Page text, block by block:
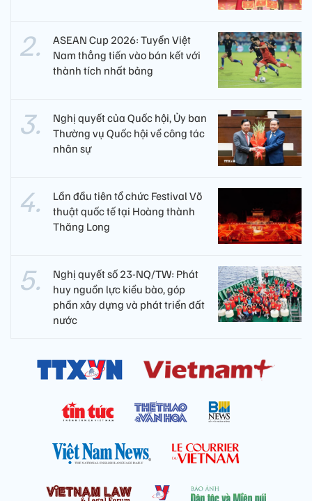
ASEAN Cup 2026: Tuyển Việt
Nam thẳng tiến vào bán kết với
thành tích nhất bảng
Nghị quyết của Quốc hội, Ủy ban
Thường vụ Quốc hội về công tác
nhân sự
Lần đầu tiên tổ chức Festival Võ
thuật quốc tế tại Hoàng thành
Thăng Long
Nghị quyết số 23-NQ/TW: Phát
huy nguồn lực kiều bào, góp
phần xây dựng và phát triển đất
nước